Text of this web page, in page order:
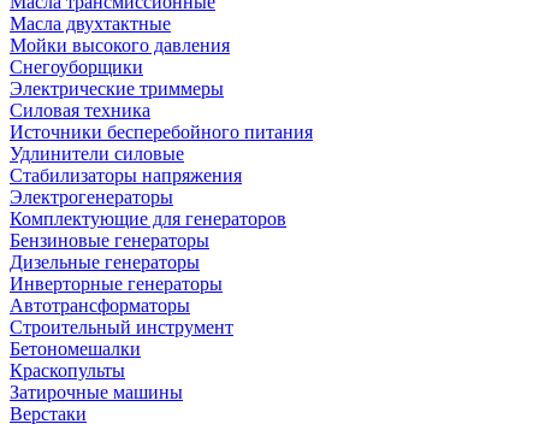
Масла двухтактные
Мойки высокого давления
Снегоуборщики
Электрические триммеры
Силовая техника
Источники бесперебойного питания
Удлинители силовые
Стабилизаторы напряжения
Электрогенераторы
Комплектующие для генераторов
Бензиновые генераторы
Дизельные генераторы
Инверторные генераторы
Автотрансформаторы
Строительный инструмент
Бетономешалки
Краскопульты
Затирочные машины
Верстаки